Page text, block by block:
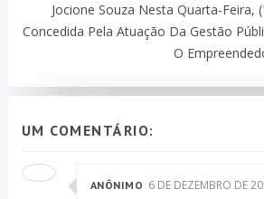
Jocione Souza Nesta Quarta-Feira,
Concedida Pela Atuação Da Gestão
O
UM COMENTÁRIO:
ANÔNIMO 6 DE DEZEMBRO DE